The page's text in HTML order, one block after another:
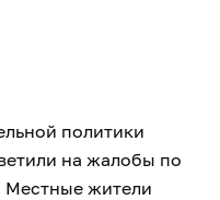
политики
на жалобы по
Местные жители